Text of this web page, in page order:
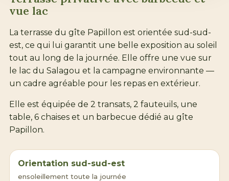
vue lac
La terrasse du gîte Papillon est orientée sud-sud-
est, ce qui lui garantit une belle exposition au soleil
tout au long de la journée. Elle offre une vue sur
le lac du Salagou et la campagne environnante —
un cadre agréable pour les repas en extérieur.
Elle est équipée de 2 transats, 2 fauteuils, une
table, 6 chaises et un barbecue dédié au gîte
Papillon.
Orientation sud-sud-est
ensoleillement toute la journée